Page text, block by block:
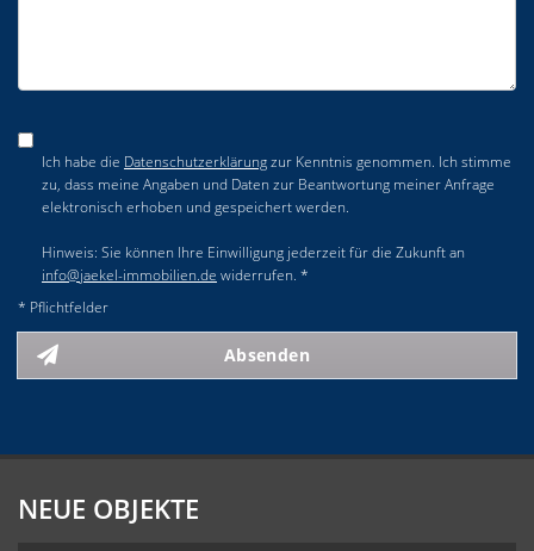
Ich habe die Datenschutzerklärungzur Kenntnis genommen. Ich stimme
zu, dass meine Angaben und Daten zur Beantwortung meiner Anfrage
elektronisch erhoben und gespeichert werden.
Hinweis: Sie können Ihre Einwilligung jederzeit für die Zukunft an
info@jaekel-immobilien.de widerrufen. *
* Pflichtfelder
Absenden
NEUE OBJEKTE